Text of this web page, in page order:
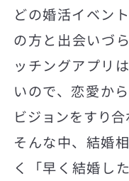
どの婚活イベン
の方と出会いづ
ッチングアプリ
いので、恋愛か
ビジョンをすり合
そんな中、結婚
く「早く結婚し